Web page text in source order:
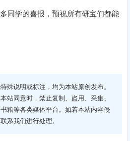
同学的喜报，预祝所有研宝们都能
殊说明或标注，均为本站原创发布。
站同意时，禁止复制、盗用、采集、
籍等各类媒体平台。如若本站内容侵
系我们进行处理。